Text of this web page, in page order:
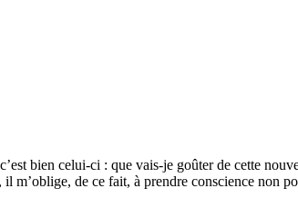
bien celui-ci : que vais-je goûter de cette
m’oblige, de ce fait, à prendre conscience non